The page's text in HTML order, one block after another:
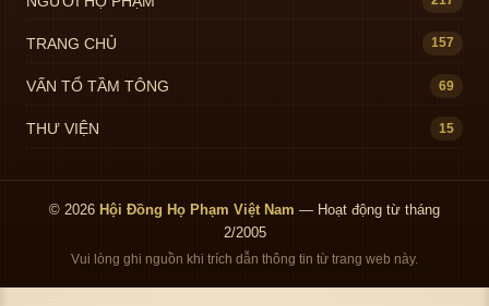
TRANG CHỦ 157
VẤN TỔ TẦM TÔNG 69
THƯ VIỆN 15
© 2026 Hội Đồng Họ Phạm Việt Nam — Hoạt động từ tháng
2/2005
Vui lòng ghi nguồn khi trích dẫn thông tin từ trang web này.